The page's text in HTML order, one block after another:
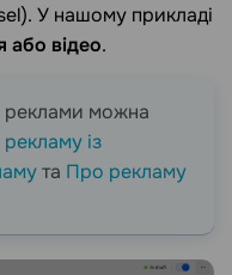
У нашому прикладі
відео.
реклами можна
із
та Про рекламу